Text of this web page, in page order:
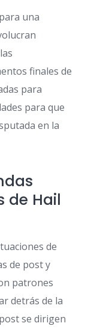
una
finales de
para
para que
en la
de Hail
de
de post y
patrones
detrás de la
se dirigen